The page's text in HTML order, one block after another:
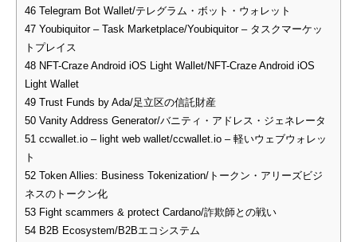
46 Telegram Bot Wallet/テレグラム・ボット・ウォレット
47 Youbiquitor – Task Marketplace/Youbiquitor – タスクマーケッ
トプレイス
48 NFT-Craze Android iOS Light Wallet/NFT-Craze Android iOS
Light Wallet
49 Trust Funds by Ada/足立区の信託財産
50 Vanity Address Generator/バニティ・アドレス・ジェネレータ
51 ccwallet.io – light web wallet/ccwallet.io – 軽いウェブウォレッ
ト
52 Token Allies: Business Tokenization/トークン・アリーズビジ
ネスのトークン化
53 Fight scammers & protect Cardano/詐欺師との戦い
54 B2B Ecosystem/B2Bエコシステム